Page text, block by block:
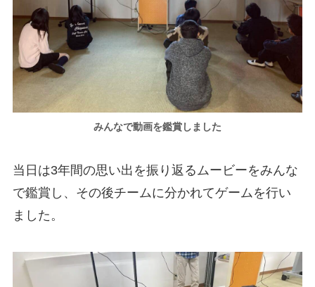
みんなで動画を鑑賞しました
当日は3年間の思い出を振り返るムービーをみんな
で鑑賞し、その後チームに分かれてゲームを行い
ました。